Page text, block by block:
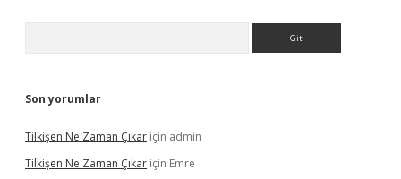
Son yorumlar
Tilkişen Ne Zaman Çıkar için admin
Tilkişen Ne Zaman Çıkar için Emre